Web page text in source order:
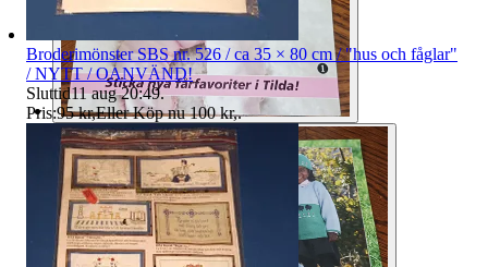
Broderimönster SBS nr. 526 / ca 35 × 80 cm / "hus och fåglar"
/ NYTT / OANVÄND!
Sluttid11 aug 20:49.
Pris:95 kr,Eller Köp nu 100 kr,.